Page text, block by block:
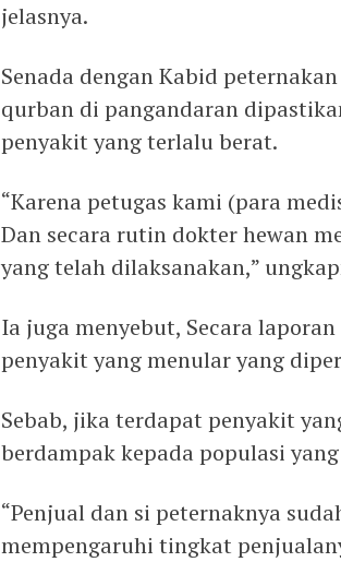
jelasnya.
Senada dengan Kabid
qurban di pangandaran
penyakit yang terlalu berat.
“Karena petugas kami (para
Dan secara rutin dokter hewan
yang telah dilaksanakan,”
Ia juga menyebut, Secara
penyakit yang menular yang
Sebab, jika terdapat penyakit
berdampak kepada populasi
“Penjual dan si peternaknya
mempengaruhi tingkat